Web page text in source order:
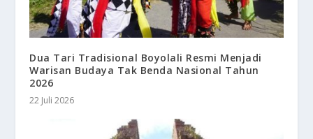
Dua Tari Tradisional Boyolali Resmi Menjadi
Warisan Budaya Tak Benda Nasional Tahun
2026
22 Juli 2026